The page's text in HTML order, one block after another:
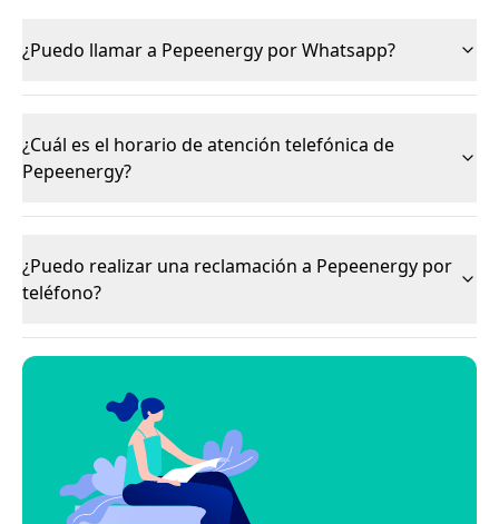
¿Puedo llamar a Pepeenergy por Whatsapp?
¿Cuál es el horario de atención telefónica de
Pepeenergy?
¿Puedo realizar una reclamación a Pepeenergy por
teléfono?